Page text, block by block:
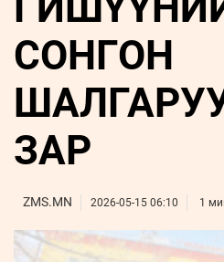
Бизнес
Leaderships
forum
ФОТО
СОНГОН
ЗАР
ZMS.MN 2026-05-15 06:10 1